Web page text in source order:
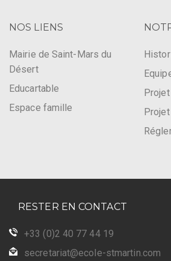
NOS LIENS
Mairie de Saint-Mars du
Désert
Educartable
Espace famille
RESTER EN CONTACT
+33 (0)2 40 77 44 19
secretariat@ecole-stmartin.com